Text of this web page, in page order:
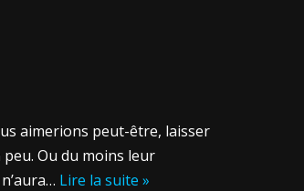
aimerions peut-être, laisser
Ou du moins leur
Lire la suite »